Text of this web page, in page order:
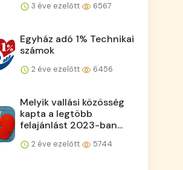
3 éve ezelőtt 6567
Egyház adó 1% Technikai
számok
2 éve ezelőtt 6456
Melyik vallási közösség
kapta a legtöbb
felajánlást 2023-ban...
2 éve ezelőtt 5744